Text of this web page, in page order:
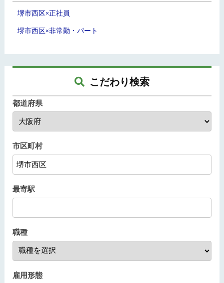
堺市西区×正社員
堺市西区×非常勤・パート
こだわり検索
都道府県
市区町村
最寄駅
職種
雇用形態